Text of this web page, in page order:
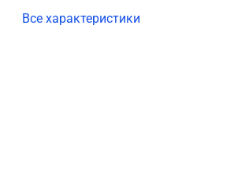
Все характеристики